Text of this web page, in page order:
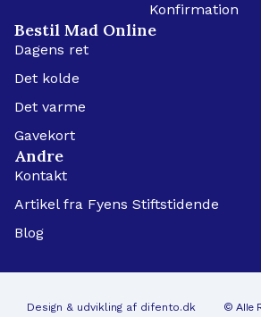
Konfirmation
Bestil Mad Online
Dagens ret
Det kolde
Det varme
Gavekort
Andre
Kontakt
Artikel fra Fyens Stiftstidende
Blog
Design & udvikling af difento.dk © Alle